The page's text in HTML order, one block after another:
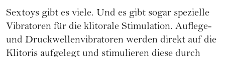
Sextoys gibt es viele. Und es gibt sogar spezielle
Vibratoren für die klitorale Stimulation. Auflege-
und Druckwellenvibratoren werden direkt auf die
Klitoris aufgelegt und stimulieren diese durch